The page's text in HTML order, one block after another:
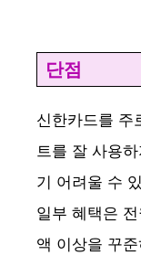
단점
신한카드를 주
트를 잘 사용
기 어려울 수
일부 혜택은
액 이상을 꾸